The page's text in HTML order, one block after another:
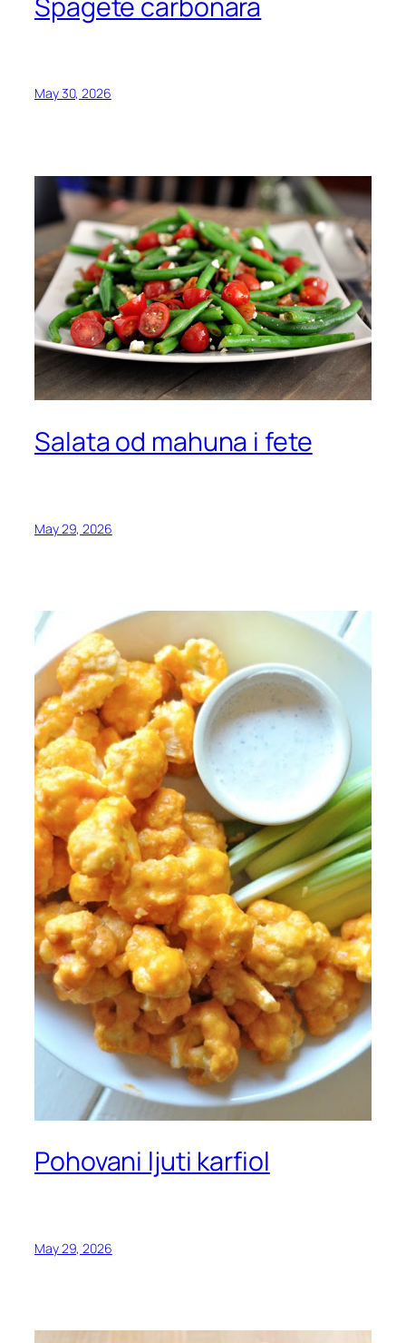
May 30, 2026
Salata od mahuna i fete
May 29, 2026
Pohovani ljuti karfiol
May 29, 2026